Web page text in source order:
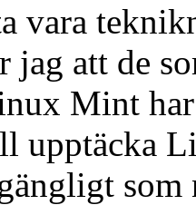
vara
jag att de
Mint
upptäcka